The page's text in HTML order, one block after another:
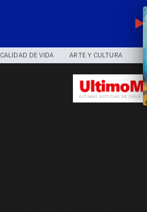
CALIDAD DE VIDA ARTE Y CULTURA